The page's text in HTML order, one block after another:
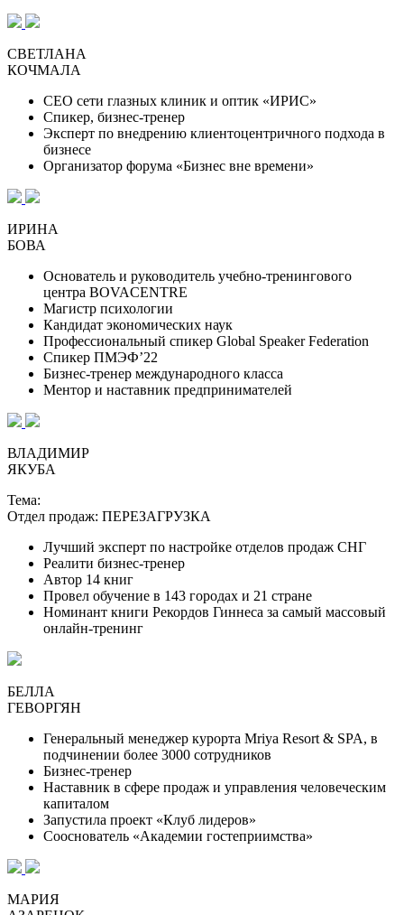
СВЕТЛАНА
КОЧМАЛА
СEO сети глазных клиник и оптик «ИРИС»
Спикер, бизнес-тренер
Эксперт по внедрению клиентоцентричного подхода в
бизнесе
Организатор форума «Бизнес вне времени»
ИРИНА
БОВА
Основатель и руководитель учебно-тренингового
центра BOVACENTRE
Магистр психологии
Кандидат экономических наук
Профессиональный спикер Global Speaker Federation
Спикер ПМЭФ’22
Бизнес-тренер международного класса
Ментор и наставник предпринимателей
ВЛАДИМИР
ЯКУБА
Тема:
Отдел продаж: ПЕРЕЗАГРУЗКА
Лучший эксперт по настройке отделов продаж СНГ
Реалити бизнес-тренер
Автор 14 книг
Провел обучение в 143 городах и 21 стране
Номинант книги Рекордов Гиннеса за самый массовый
онлайн-тренинг
БЕЛЛА
ГЕВОРГЯН
Генеральный менеджер курорта Mriya Resort & SPA, в
подчинении более 3000 сотрудников
Бизнес-тренер
Наставник в сфере продаж и управления человеческим
капиталом
Запустила проект «Клуб лидеров»
Сооснователь «Академии гостеприимства»
МАРИЯ